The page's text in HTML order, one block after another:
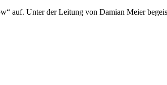
auf. Unter der Leitung von Damian Meier